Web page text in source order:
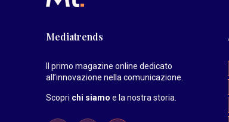
Mediatrends
Il primo magazine online dedicato
all’innovazione nella comunicazione.
Scopri chi siamo e la nostra storia